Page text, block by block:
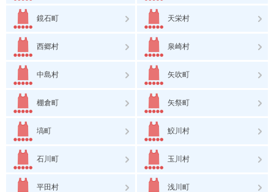
鏡石町 天栄村
西郷村 泉崎村
中島村 矢吹町
棚倉町 矢祭町
塙町 鮫川村
石川町 玉川村
平田村 浅川町